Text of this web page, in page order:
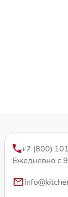
+7 (800)
Ежедневно с